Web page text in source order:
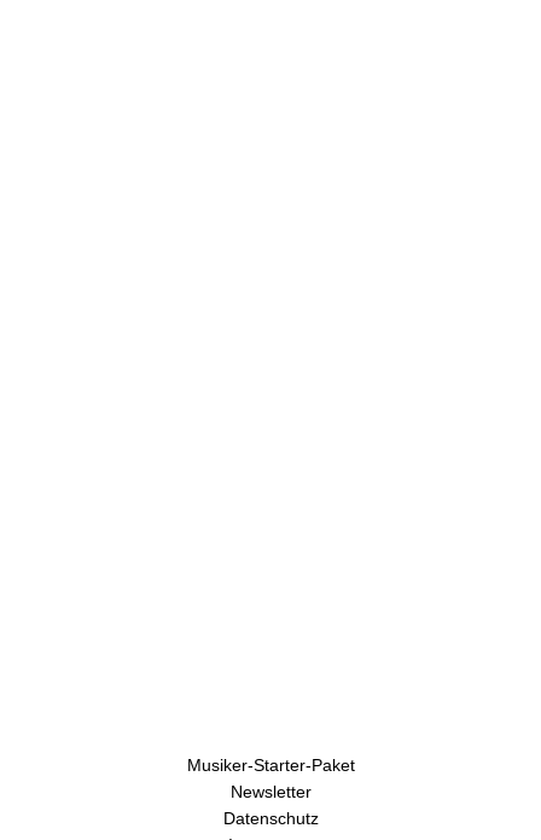
Musiker-Starter-Paket
Newsletter
Datenschutz